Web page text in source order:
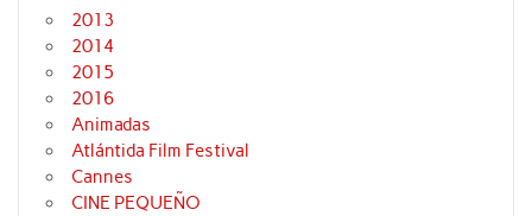
2013
2014
2015
2016
Animadas
Atlántida Film Festival
Cannes
CINE PEQUEÑO